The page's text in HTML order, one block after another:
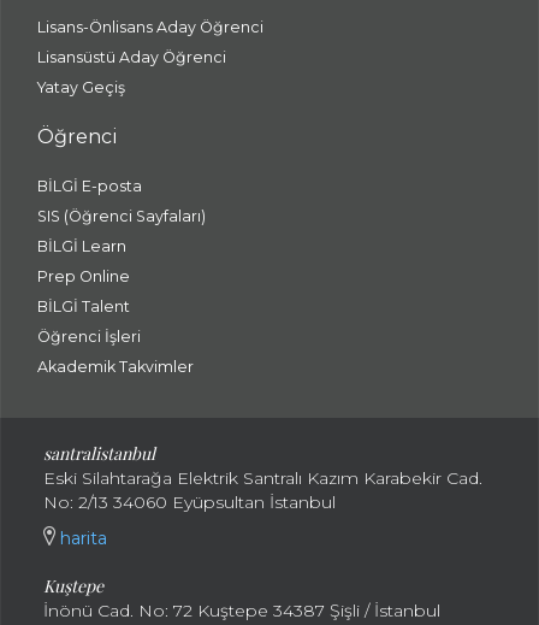
Lisans-Önlisans Aday Öğrenci
Lisansüstü Aday Öğrenci
Yatay Geçiş
Öğrenci
BİLGİ E-posta
SIS (Öğrenci Sayfaları)
BİLGİ Learn
Prep Online
BİLGİ Talent
Öğrenci İşleri
Akademik Takvimler
santralistanbul
Eski Silahtarağa Elektrik Santralı Kazım Karabekir Cad.
No: 2/13 34060 Eyüpsultan İstanbul
harita
Kuştepe
İnönü Cad. No: 72 Kuştepe 34387 Şişli / İstanbul